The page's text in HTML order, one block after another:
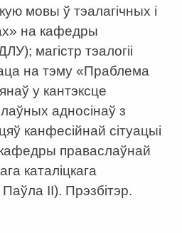
мовы ў тэалагічных і
на кафедры
магістр тэалогіі
на тэму «Праблема
у кантэксце
адносінаў з
канфесійнай сітуацыі
праваслаўнай
каталіцкага
ІІ). Прэзбітэр.